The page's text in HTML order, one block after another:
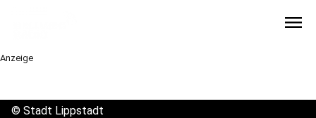
menu
Anzeige
© Stadt Lippstadt